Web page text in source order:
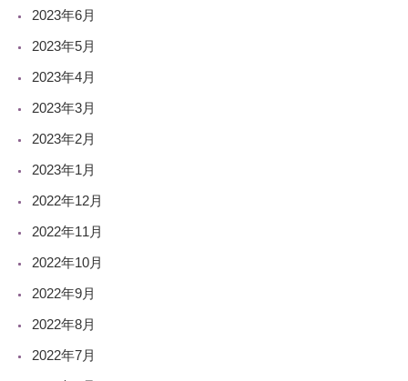
2023年6月
2023年5月
2023年4月
2023年3月
2023年2月
2023年1月
2022年12月
2022年11月
2022年10月
2022年9月
2022年8月
2022年7月